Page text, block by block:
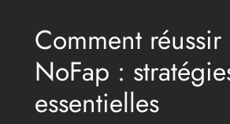
Comment réussir
NoFap :
essentielles